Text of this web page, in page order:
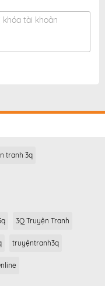
tài khoản
tranh 3q
3Q Truyện Tranh
truyệntranh3q